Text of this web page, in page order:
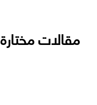
مقالات مختارة